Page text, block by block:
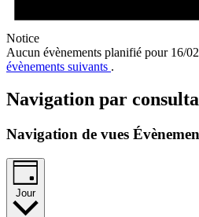
Notice
Aucun évènements planifié pour 16/
évènements suivants .
Navigation par
Navigation de vues
Jour